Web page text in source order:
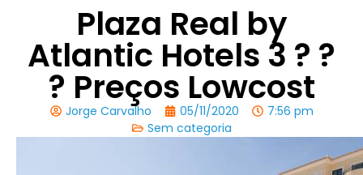
Plaza Real by
Atlantic Hotels 3 ? ?
? Preços Lowcost
Jorge Carvalho 05/11/2020
7:56 pm
Sem categoria